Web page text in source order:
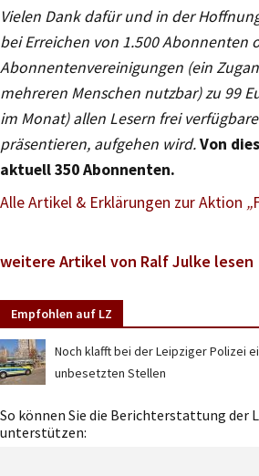
Vielen Dank dafür und in der
bei Erreichen von 1.500 Abonnenten
Abonnentenvereinigungen (ein
mehreren Menschen nutzbar) zu 99
im Monat) allen Lesern frei
präsentieren, aufgehen wird.Von
aktuell 350 Abonnenten.
Alle Artikel & Erklärungen zur Aktion „
weitere Artikel von Ralf Julke lesen
Empfohlen auf LZ
Noch klafft bei der Leipziger Polizei
unbesetzten Stellen
So können Sie die Berichterstattung der
unterstützen: